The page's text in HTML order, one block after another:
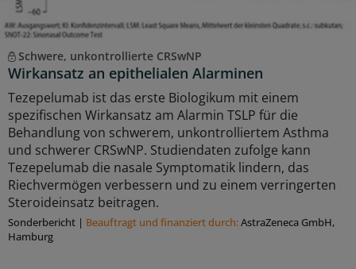
Schwere, unkontrollierte CRSwNP
Wirkansatz an epithelialen Alarminen
Tezepelumab ist das erste Biologikum mit einem
spezifischen Wirkansatz am Alarmin TSLP für die
Behandlung von schwerem, unkontrolliertem Asthma
und schwerer CRSwNP. Studiendaten zufolge kann
Tezepelumab die nasale Symptomatik lindern, das
Riechvermögen verbessern und zu einem verringerten
Steroideinsatz beitragen.
Sonderbericht | Beauftragt und ﬁnanziert durch:AstraZeneca GmbH,
Hamburg